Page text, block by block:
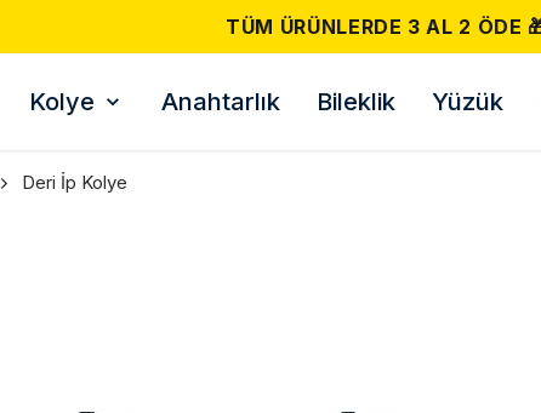
Kolye Anahtarlık Bileklik Yüzük
Deri İp Kolye